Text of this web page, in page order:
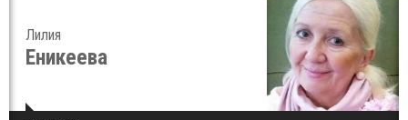
Лилия
Еникеева